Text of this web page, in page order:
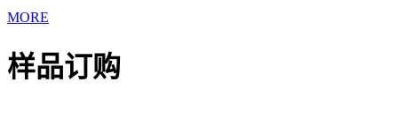
MORE
样品订购